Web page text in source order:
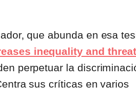
que abunda en esa
inequality and
perpetuar la
sus críticas en varios